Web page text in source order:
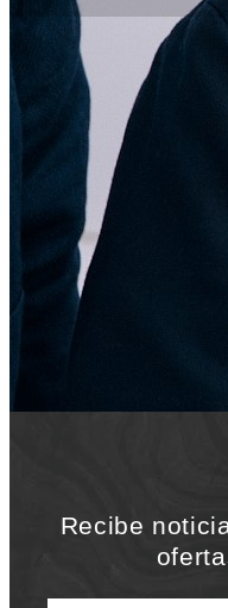
Trabaja en
Unirse al equipo de
un camino lleno de
de los grupos
crecimiento del
nuestros
Latinoamérica,
abrimos más
desarrollo
oportunidades
Recibe